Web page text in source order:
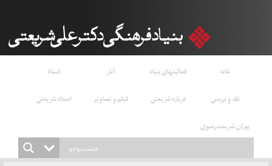
خانه فعالیتهای بنیاد آثار
اسناد
نقد و بررسی
درباره شریعتی فیلم و تصاویر
استاد شریعتی
پوران شریعت‌رضوی